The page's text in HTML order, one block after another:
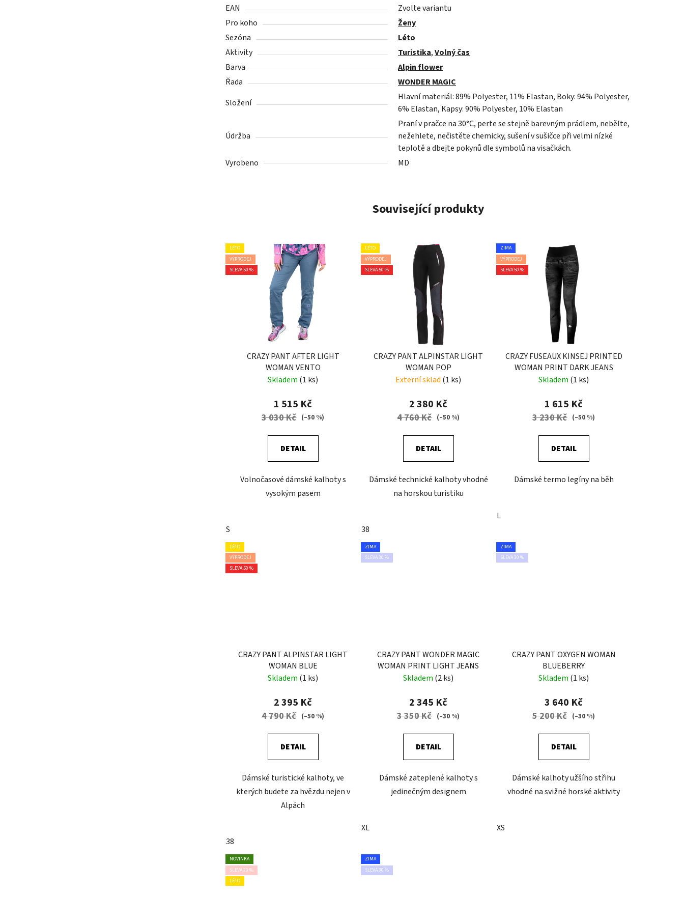
EAN
Zvolte variantu
Pro koho
Ženy
Sezóna
Léto
Aktivity
Turistika,Volný čas
Barva
Alpin flower
Řada
WONDER MAGIC
Složení
Hlavní materiál: 89% Polyester, 11% Elastan, Boky: 94% Polyester,
6% Elastan, Kapsy: 90% Polyester, 10% Elastan
Údržba
Praní v pračce na 30°C, perte se stejně barevným prádlem, nebělte,
nežehlete, nečistěte chemicky, sušení v sušičce při velmi nízké
teplotě a dbejte pokynů dle symbolů na visačkách.
Vyrobeno
MD
Související produkty
LÉTO
VÝPRODEJ
SLEVA 50 %
CRAZY PANT AFTER LIGHT
WOMAN VENTO
Skladem (1 ks)
1 515 Kč
3 030 Kč (–50 %)
DETAIL
Volnočasové dámské kalhoty s
vysokým pasem
S
LÉTO
VÝPRODEJ
SLEVA 50 %
CRAZY PANT ALPINSTAR LIGHT
WOMAN POP
Externí sklad (1 ks)
2 380 Kč
4 760 Kč (–50 %)
DETAIL
Dámské technické kalhoty vhodné
na horskou turistiku
38
ZIMA
VÝPRODEJ
SLEVA 50 %
CRAZY FUSEAUX KINSEJ PRINTED
WOMAN PRINT DARK JEANS
Skladem (1 ks)
1 615 Kč
3 230 Kč (–50 %)
DETAIL
Dámské termo legíny na běh
L
LÉTO
VÝPRODEJ
SLEVA 50 %
CRAZY PANT ALPINSTAR LIGHT
WOMAN BLUE
Skladem (1 ks)
2 395 Kč
4 790 Kč (–50 %)
DETAIL
Dámské turistické kalhoty, ve
kterých budete za hvězdu nejen v
Alpách
38
ZIMA
SLEVA 30 %
CRAZY PANT WONDER MAGIC
WOMAN PRINT LIGHT JEANS
Skladem (2 ks)
2 345 Kč
3 350 Kč (–30 %)
DETAIL
Dámské zateplené kalhoty s
jedinečným designem
XL
ZIMA
SLEVA 30 %
CRAZY PANT OXYGEN WOMAN
BLUEBERRY
Skladem (1 ks)
3 640 Kč
5 200 Kč (–30 %)
DETAIL
Dámské kalhoty užšího střihu
vhodné na svižné horské aktivity
XS
NOVINKA
SLEVA 20 %
LÉTO
ZIMA
SLEVA 30 %